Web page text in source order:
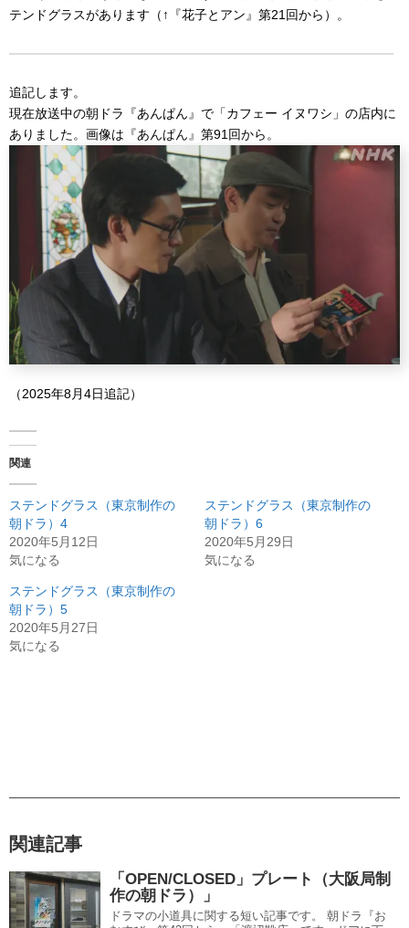
テンドグラスがあります（↑『花子とアン』第21回から）。
追記します。
現在放送中の朝ドラ『あんぱん』で「カフェー イヌワシ」の店内に
ありました。画像は『あんぱん』第91回から。
（2025年8月4日追記）
関連
ステンドグラス（東京制作の
朝ドラ）4
2020年5月12日
気になる
ステンドグラス（東京制作の
朝ドラ）6
2020年5月29日
気になる
ステンドグラス（東京制作の
朝ドラ）5
2020年5月27日
気になる
関連記事
「OPEN/CLOSED」プレート（大阪局制
作の朝ドラ）」
ドラマの小道具に関する短い記事です。 朝ドラ『お